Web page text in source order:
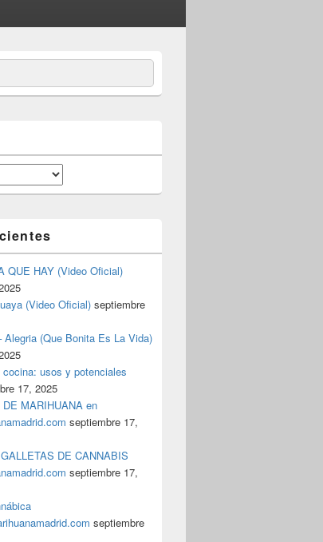
THC en Madrid
QUE HAY (Video Oficial)
(Video Oficial) septiembre
Alegria (Que Bonita Es La Vida)
cocina: usos y potenciales
17, 2025
MARIHUANA en
septiembre 17,
DE CANNABIS
septiembre 17,
septiembre